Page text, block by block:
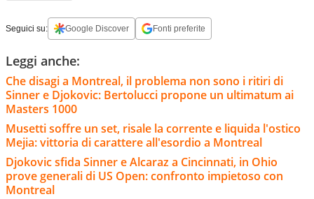
Seguici su: Google Discover Fonti preferite
Leggi anche:
Che disagi a Montreal, il problema non sono i ritiri di
Sinner e Djokovic: Bertolucci propone un ultimatum ai
Masters 1000
Musetti soffre un set, risale la corrente e liquida l'ostico
Mejia: vittoria di carattere all'esordio a Montreal
Djokovic sfida Sinner e Alcaraz a Cincinnati, in Ohio
prove generali di US Open: confronto impietoso con
Montreal